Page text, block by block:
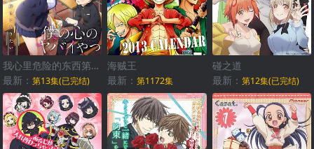
我心里危险的东西第二季
最新： 第13集(已完结)
海贼王
最新：第1172集
碰之道
最新： 第12集(已完结)